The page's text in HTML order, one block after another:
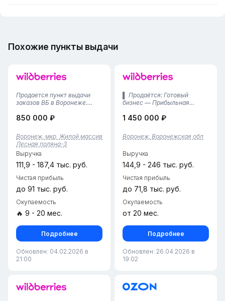
Похожие пункты выдачи
Продается пункт выдачи
заказов ВБ в Воронеже.
составляет 55 квадратных
эффективно организовать
рабочее пространство для
обслуживания клиентов и
обработки заказо...
850 000 ₽
Воронеж, мкр. Жилой массив
Лесная поляна-3
Выручка
111,9 - 187,4 тыс. руб.
Чистая прибыль
до 91 тыс. руб.
Окупаемость
🔥 9 - 20 мес.
Подробнее
Обновлен: 04.02.2026 в
21:00
▌ Продаётся: Готовый
бизнес — Прибыльная
Маркет в Воронеже (70 м²)!
выгодно для инвестора:•
Двойной поток клиентов: Вы
двух гиг...
1 450 000 ₽
Воронеж, Воронежская обл
Выручка
144,9 - 246 тыс. руб.
Чистая прибыль
до 71,8 тыс. руб.
Окупаемость
от 20 мес.
Подробнее
Обновлен: 26.04.2026 в
19:02